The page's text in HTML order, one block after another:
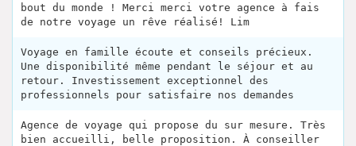
bout du monde ! Merci merci votre agence à fais
de notre voyage un rêve réalisé! Lim
Voyage en famille écoute et conseils précieux.
Une disponibilité même pendant le séjour et au
retour. Investissement exceptionnel des
professionnels pour satisfaire nos demandes
Agence de voyage qui propose du sur mesure. Très
bien accueilli, belle proposition. À conseiller